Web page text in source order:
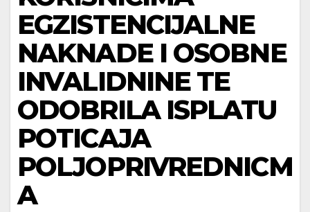
EGZISTENCIJALNE
NAKNADE I OSOBNE
INVALIDNINE TE
ODOBRILA ISPLATU
POTICAJA
POLJOPRIVREDNICM
A